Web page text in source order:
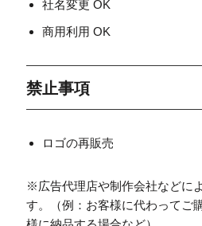
社名変更 OK
商用利用 OK
禁止事項
ロゴの再販売
※広告代理店や制作会社などに
す。（例：お客様に代わってご